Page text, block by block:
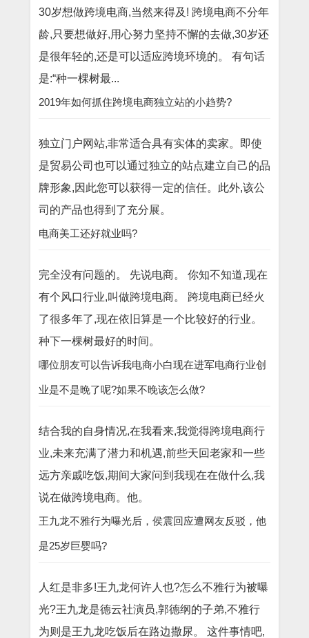
30岁想做跨境电商,当然来得及! 跨境电商不分年
龄,只要想做好,用心努力坚持不懈的去做,30岁还
是很年轻的,还是可以适应跨境环境的。 有句话
是:“种一棵树最...
2019年如何抓住跨境电商独立站的小趋势?
独立门户网站,非常适合具有实体的卖家。即使
是贸易公司也可以通过独立的站点建立自己的品
牌形象,因此您可以获得一定的信任。此外,该公
司的产品也得到了充分展。
电商美工还好就业吗?
完全没有问题的。 先说电商。 你知不知道,现在
有个风口行业,叫做跨境电商。 跨境电商已经火
了很多年了,现在依旧算是一个比较好的行业。
种下一棵树最好的时间。
哪位朋友可以告诉我电商小白现在进军电商行业创
业是不是晚了呢?如果不晚该怎么做?
结合我的自身情况,在我看来,我觉得跨境电商行
业,未来充满了潜力和机遇,前些天回老家和一些
远方亲戚吃饭,期间大家问到我现在在做什么,我
说在做跨境电商。他。
王九龙不雅行为曝光后，侯震回应遭网友反驳，他
是25岁巨婴吗?
人红是非多!王九龙何许人也?怎么不雅行为被曝
光?王九龙是德云社演员,郭德纲的子弟,不雅行
为则是王九龙吃饭后在路边撒尿。 这件事情吧,